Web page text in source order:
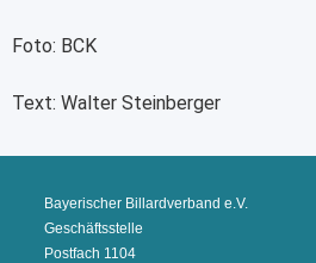
Foto: BCK
Text: Walter Steinberger
Bayerischer Billardverband e.V.
Geschäftsstelle
Postfach 1104